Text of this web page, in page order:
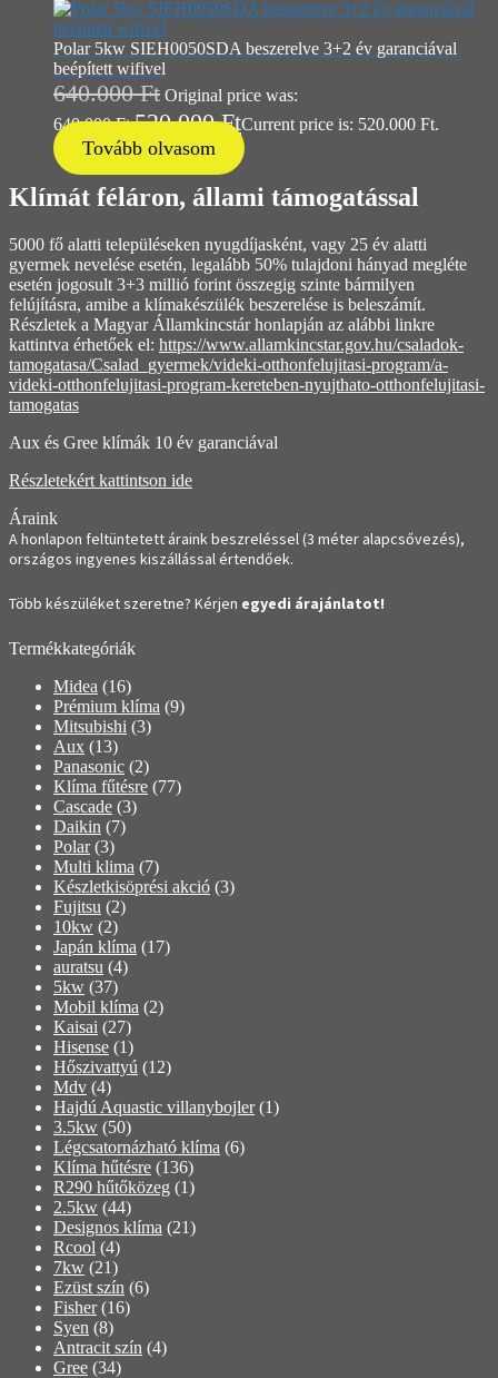
Polar 5kw SIEH0050SDA beszerelve 3+2 év garanciával
beépített wifivel
640.000Ft Original price was:
640.000 Ft.520.000FtCurrent price is: 520.000 Ft.
Tovább olvasom
Klímát féláron, állami támogatással
5000 fő alatti településeken nyugdíjasként, vagy 25 év alatti
gyermek nevelése esetén, legalább 50% tulajdoni hányad megléte
esetén jogosult 3+3 millió forint összegig szinte bármilyen
felújításra, amibe a klímakészülék beszerelése is beleszámít.
Részletek a Magyar Államkincstár honlapján az alábbi linkre
kattintva érhetőek el: https://www.allamkincstar.gov.hu/csaladok-
tamogatasa/Csalad_gyermek/videki-otthonfelujitasi-program/a-
videki-otthonfelujitasi-program-kereteben-nyujthato-otthonfelujitasi-
tamogatas
Aux és Gree klímák 10 év garanciával
Részletekért kattintson ide
Áraink
A honlapon feltüntetett áraink beszreléssel (3 méter alapcsővezés),
országos ingyenes kiszállással értendőek.
Több készüléket szeretne? Kérjen egyedi árajánlatot!
Termékkategóriák
Midea (16)
Prémium klíma (9)
Mitsubishi (3)
Aux (13)
Panasonic (2)
Klíma fűtésre (77)
Cascade (3)
Daikin (7)
Polar (3)
Multi klima (7)
Készletkisöprési akció (3)
Fujitsu (2)
10kw (2)
Japán klíma (17)
auratsu (4)
5kw (37)
Mobil klíma (2)
Kaisai (27)
Hisense (1)
Hőszivattyú (12)
Mdv (4)
Hajdú Aquastic villanybojler (1)
3.5kw (50)
Légcsatornázható klíma (6)
Klíma hűtésre (136)
R290 hűtőközeg (1)
2.5kw (44)
Designos klíma (21)
Rcool (4)
7kw (21)
Ezüst szín (6)
Fisher (16)
Syen (8)
Antracit szín (4)
Gree (34)